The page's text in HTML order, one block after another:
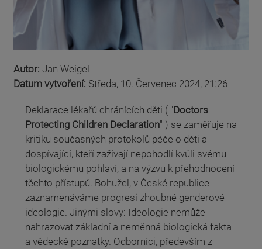
Autor: Jan Weigel
Datum vytvoření: Středa, 10. Červenec 2024, 21:26
Deklarace lékařů chránících děti ( "Doctors
Protecting Children Declaration" ) se zaměřuje na
kritiku současných protokolů péče o děti a
dospívající, kteří zažívají nepohodlí kvůli svému
biologickému pohlaví, a na výzvu k přehodnocení
těchto přístupů. Bohužel, v České republice
zaznamenáváme progresi zhoubné genderové
ideologie. Jinými slovy: Ideologie nemůže
nahrazovat základní a neměnná biologická fakta
a vědecké poznatky. Odborníci, především z